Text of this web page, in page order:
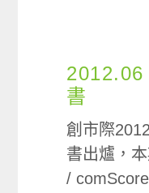
2012.06
書
創市際
書出爐，
/